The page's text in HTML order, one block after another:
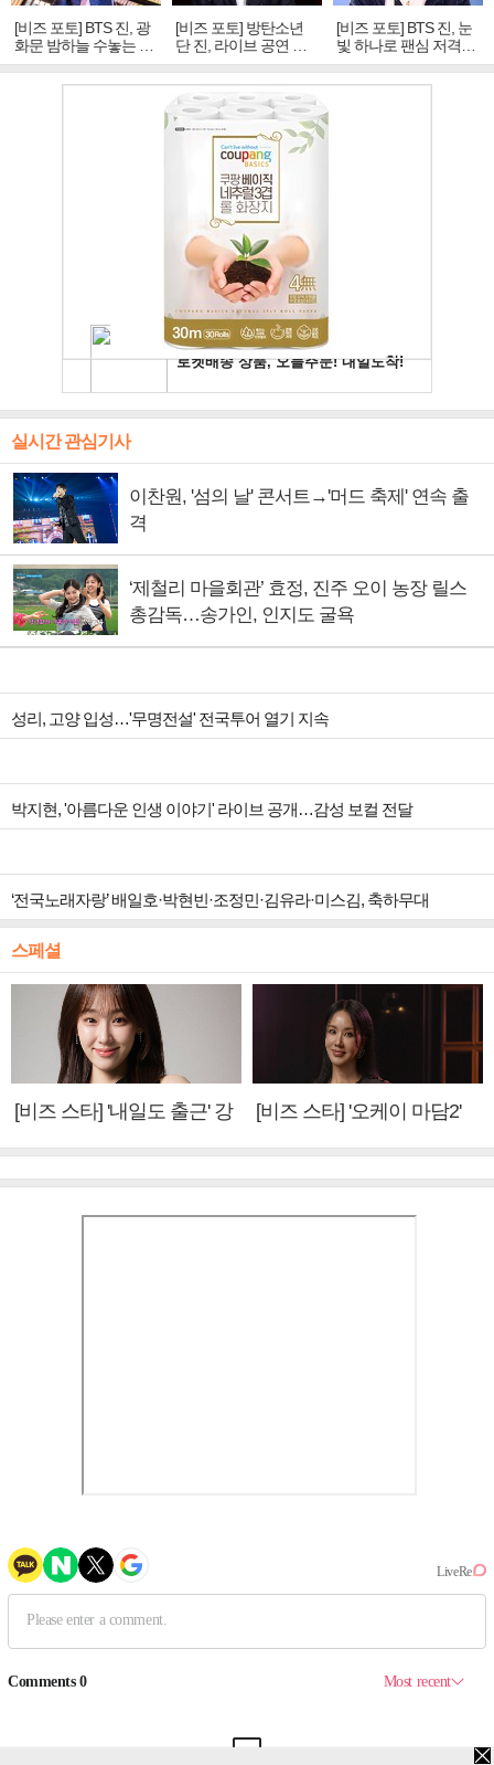
[비즈 포토] BTS 진, 광
화문 밤하늘 수놓는 '비
주얼 킹'의 열창
[비즈 포토] 방탄소년
단 진, 라이브 공연 중
빛나는 독보적 아우라
[비즈 포토] BTS 진, 눈
빛 하나로 팬심 저격…
독보적 카리스마
실시간 관심기사
이찬원, '섬의 날' 콘서트→'머드 축제' 연속 출
격
‘제철리 마을회관’ 효정, 진주 오이 농장 릴스
총감독…송가인, 인지도 굴욕
성리, 고양 입성…'무명전설' 전국투어 열기 지속
박지현, '아름다운 인생 이야기' 라이브 공개…감성 보컬 전달
‘전국노래자랑’ 배일호·박현빈·조정민·김유라·미스김, 축하무대
스페셜
[비즈 스타] '내일도 출근' 강
[비즈 스타] '오케이 마담2'